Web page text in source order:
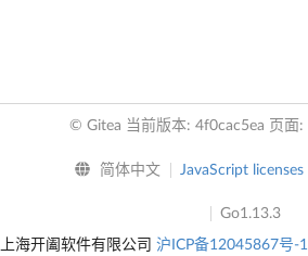
© Gitea 当前版本: 4f0cac5ea 页面:
简体中文 JavaScript licenses
Go1.13.3
上海开阖软件有限公司 沪ICP备12045867号-1